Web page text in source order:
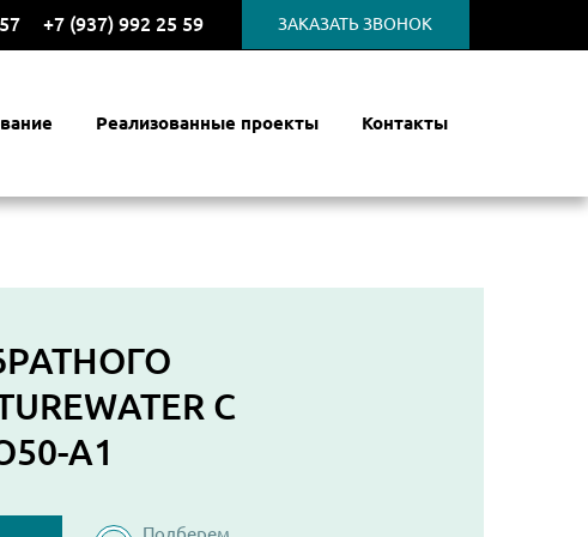
+7 (937) 992 25 59 ЗАКАЗАТЬ ЗВОНОК
Реализованные проекты Контакты
С
A1